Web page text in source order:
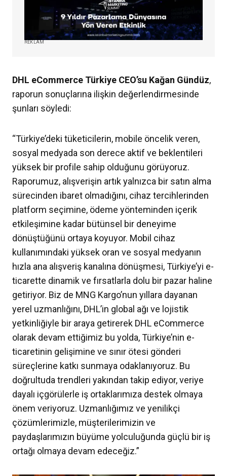
REKLAM
DHL eCommerce Türkiye CEO’su Kağan Gündüz,
raporun sonuçlarına ilişkin değerlendirmesinde
şunları söyledi:
“Türkiye’deki tüketicilerin, mobile öncelik veren,
sosyal medyada son derece aktif ve beklentileri
yüksek bir profile sahip olduğunu görüyoruz.
Raporumuz, alışverişin artık yalnızca bir satın alma
sürecinden ibaret olmadığını, cihaz tercihlerinden
platform seçimine, ödeme yönteminden içerik
etkileşimine kadar bütünsel bir deneyime
dönüştüğünü ortaya koyuyor. Mobil cihaz
kullanımındaki yüksek oran ve sosyal medyanın
hızla ana alışveriş kanalına dönüşmesi, Türkiye’yi e-
ticarette dinamik ve fırsatlarla dolu bir pazar haline
getiriyor. Biz de MNG Kargo’nun yıllara dayanan
yerel uzmanlığını, DHL’in global ağı ve lojistik
yetkinliğiyle bir araya getirerek DHL eCommerce
olarak devam ettiğimiz bu yolda, Türkiye’nin e-
ticaretinin gelişimine ve sınır ötesi gönderi
süreçlerine katkı sunmaya odaklanıyoruz. Bu
doğrultuda trendleri yakından takip ediyor, veriye
dayalı içgörülerle iş ortaklarımıza destek olmaya
önem veriyoruz. Uzmanlığımız ve yenilikçi
çözümlerimizle, müşterilerimizin ve
paydaşlarımızın büyüme yolculuğunda güçlü bir iş
ortağı olmaya devam edeceğiz.”